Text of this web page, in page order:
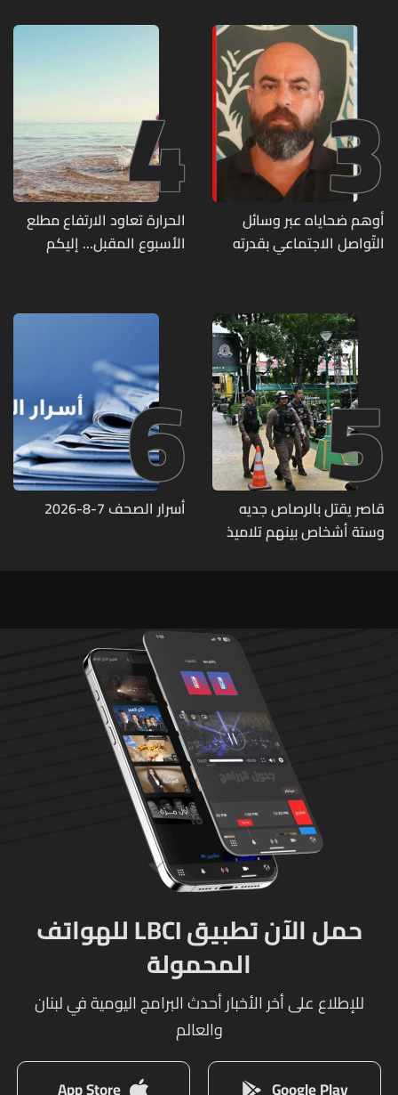
3
أوهم ضحاياه عبر وسائل
التّواصل الاجتماعي بقدرته
وقع ضحيّة أعماله؟
4
الحرارة تعاود الارتفاع مطلع
الأسبوع المقبل... إليكم
5
قاصر يقتل بالرصاص جديه
وستة أشخاص بينهم تلاميذ
6
أسرار الصحف 7-8-2026
حمل الآن تطبيق LBCI للهواتف
المحمولة
للإطلاع على أخر الأخبار أحدث البرامج اليومية في لبنان
والعالم